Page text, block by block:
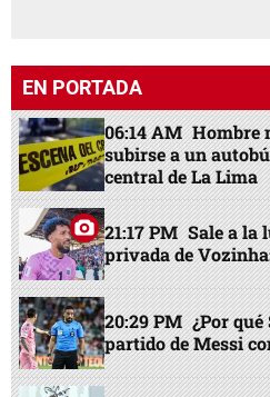
EN PORTADA
06:14 AM Hombre
subirse a un
central de La Lima
21:17 PM Sale a la
privada de
20:29 PM ¿Por
partido de Messi